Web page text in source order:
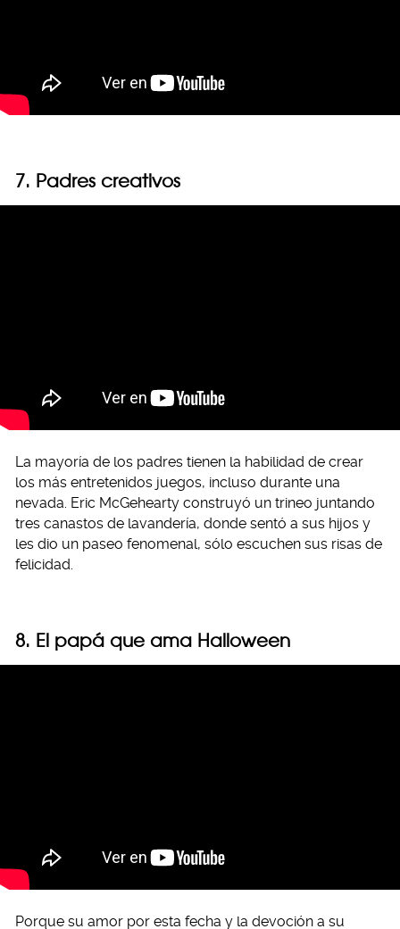
7. Padres creativos
La mayoría de los padres tienen la habilidad de crear
los más entretenidos juegos, incluso durante una
nevada. Eric McGehearty construyó un trineo juntando
tres canastos de lavandería, donde sentó a sus hijos y
les dio un paseo fenomenal, sólo escuchen sus risas de
felicidad.
8. El papá que ama Halloween
Porque su amor por esta fecha y la devoción a su